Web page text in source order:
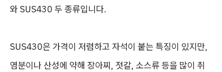
와 SUS430 두 종류입니다.
SUS430은 가격이 저렴하고 자석이 붙는 특징이 있지만,
염분이나 산성에 약해 장아찌, 젓갈, 소스류 등을 많이 취